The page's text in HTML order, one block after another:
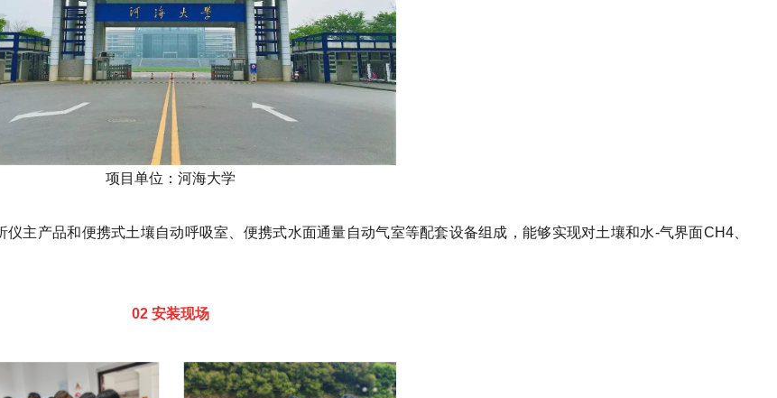
项目单位：河海大学
主产品和便携式土壤自动呼吸室、便携式水面通量自动气室等配套设备组成，能够实现对土壤和水-气界面CH4、
02 安装现场